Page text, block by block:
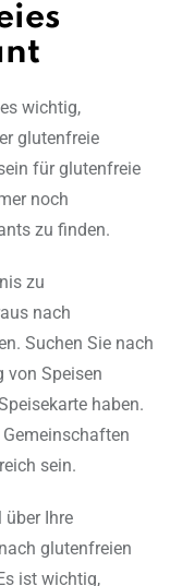
wichtig,
glutenfreie
für glutenfreie
noch
zu finden.
zu
nach
Suchen Sie nach
von Speisen
haben.
sein.
über Ihre
glutenfreien
ist wichtig,